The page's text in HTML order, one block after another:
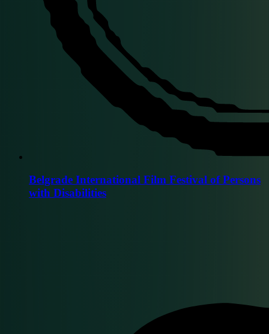
Belgrade International Film Festival of Persons
with Disabilities